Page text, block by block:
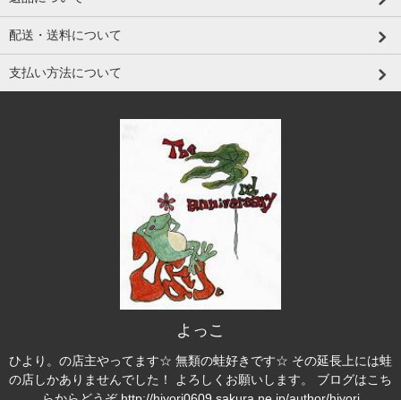
配送・送料について
支払い方法について
よっこ
ひより。の店主やってます☆ 無類の蛙好きです☆ その延長上には蛙
の店しかありませんでした！ よろしくお願いします。 ブログはこち